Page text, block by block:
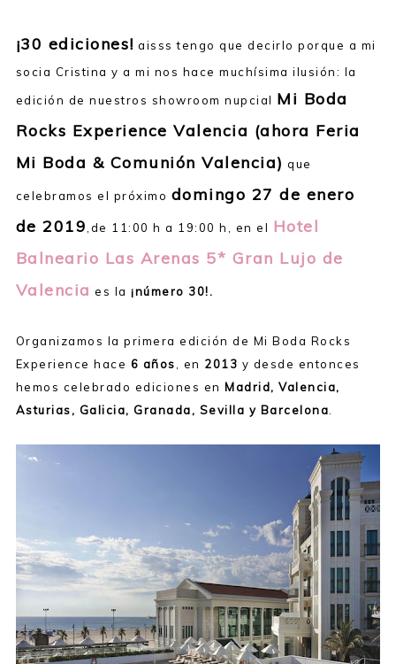
¡30 ediciones! aisss tengo que decirlo porque a mi
socia Cristina y a mi nos hace muchísima ilusión: la
edición de nuestros showroom nupcial Mi Boda
Rocks Experience Valencia (ahora Feria
Mi Boda & Comunión Valencia) que
celebramos el próximo domingo 27 de enero
de 2019,de 11:00 h a 19:00 h, en el Hotel
Balneario Las Arenas 5* Gran Lujo de
Valencia es la¡número 30!.
Organizamos la primera edición de Mi Boda Rocks
Experience hace 6 años, en 2013 y desde entonces
hemos celebrado ediciones en Madrid, Valencia,
Asturias, Galicia, Granada, Sevilla y Barcelona.